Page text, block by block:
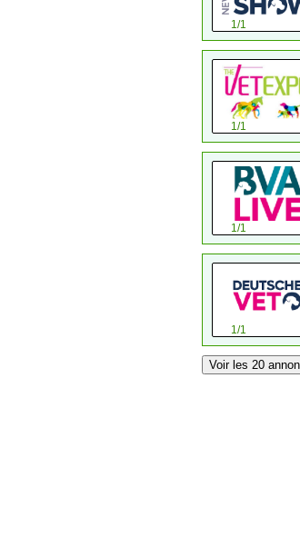
1/1
1/1
1/1
1/1
Voir les 20